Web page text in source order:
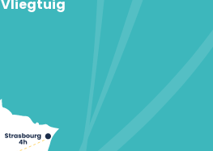
Vliegtuig